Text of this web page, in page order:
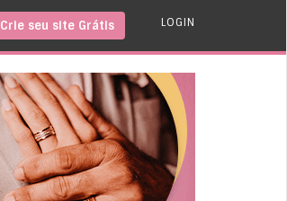
LOGIN
Crie seu site Grátis